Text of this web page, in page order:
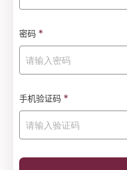
密码 *
手机验证码 *